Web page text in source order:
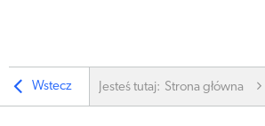
Wstecz Jesteś tutaj: Strona główna